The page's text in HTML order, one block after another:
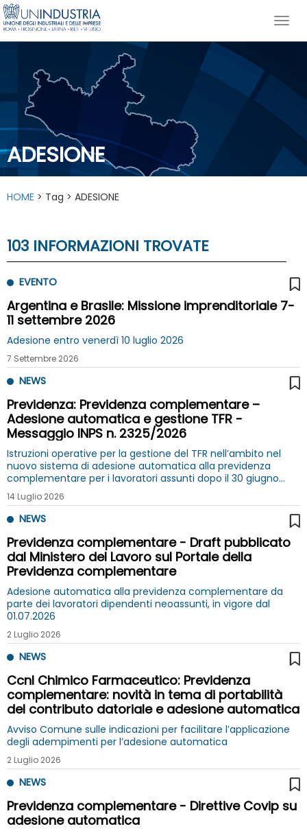
ADESIONE
HOME > Tag > ADESIONE
103 INFORMAZIONI TROVATE
EVENTO
Argentina e Brasile: Missione imprenditoriale 7-
11 settembre 2026
Adesione entro venerdì 10 luglio 2026
7 Settembre 2026
NEWS
Previdenza: Previdenza complementare –
Adesione automatica e gestione TFR -
Messaggio INPS n. 2325/2026
Istruzioni operative per la gestione del TFR nell’ambito nel
nuovo sistema di adesione automatica alla previdenza
complementare per i lavoratori assunti dopo il 30 giugno
2026
14 Luglio 2026
NEWS
Previdenza complementare - Draft pubblicato
dal Ministero del Lavoro sul Portale della
Previdenza complementare
Adesione automatica alla previdenza complementare da
parte dei lavoratori dipendenti neoassunti, in vigore dal
01.07.2026
2 Luglio 2026
NEWS
Ccnl Chimico Farmaceutico: Previdenza
complementare: novità in tema di portabilità
del contributo datoriale e adesione automatica
Avviso Comune sulle indicazioni per facilitare l’applicazione
degli adempimenti per l’adesione automatica
2 Luglio 2026
NEWS
Previdenza complementare - Direttive Covip su
adesione automatica